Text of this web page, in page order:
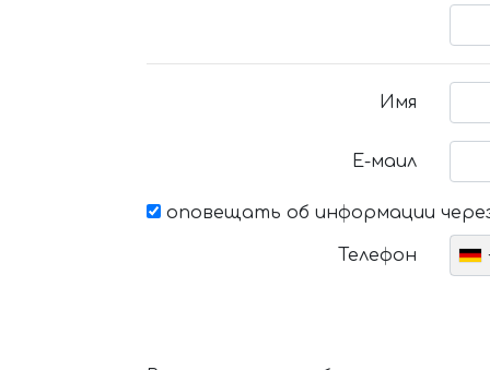
Имя
Е-маил
оповещать об информации
Телефон